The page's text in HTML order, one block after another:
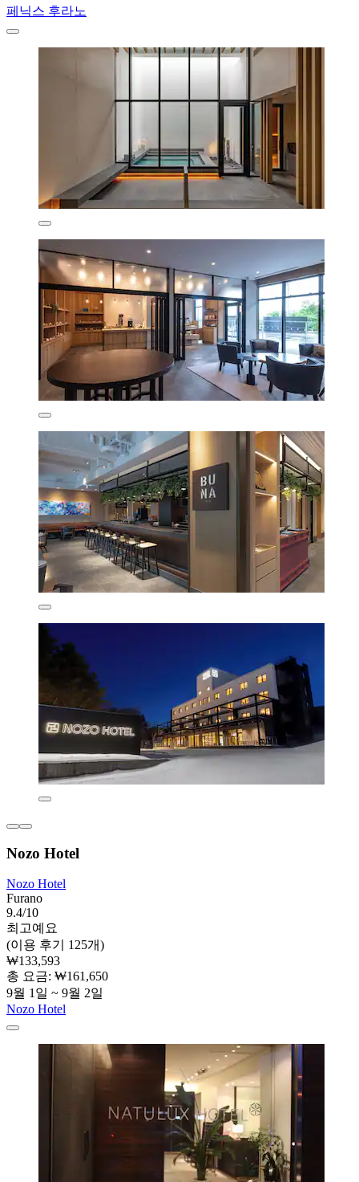
페닉스 후라노
Nozo Hotel
Nozo Hotel
Furano
9.4/10
최고예요
(이용 후기 125개)
₩133,593
총 요금: ₩161,650
9월 1일 ~ 9월 2일
Nozo Hotel